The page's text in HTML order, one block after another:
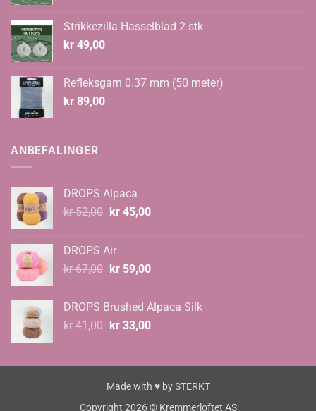
Strikkezilla Hasselblad 2 stk
kr 49,00
Refleksgarn 0.37 mm (50 meter)
kr 89,00
ANBEFALINGER
DROPS Alpaca
kr52,00 Opprinnelig
kr 52,00.
kr45,00Nåværende
DROPS Air
kr67,00 Opprinnelig
kr 67,00.
kr59,00Nåværende
kr 59,00.
DROPS Brushed Alpaca Silk
kr41,00 Opprinnelig
kr 41,00.
kr33,00Nåværende
kr 33,00.
Made with ♥ bySTERKT
Copyright 2026 © Kremmerloftet AS